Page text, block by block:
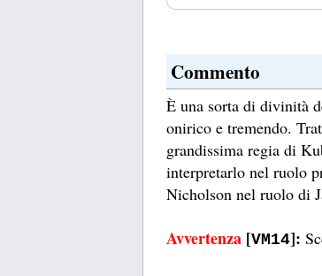
Commento
È una sorta di divinità
onirico e tremendo.
grandissima regia di
interpretarlo nel ruolo
Nicholson nel ruolo di
Avvertenza [VM14]: